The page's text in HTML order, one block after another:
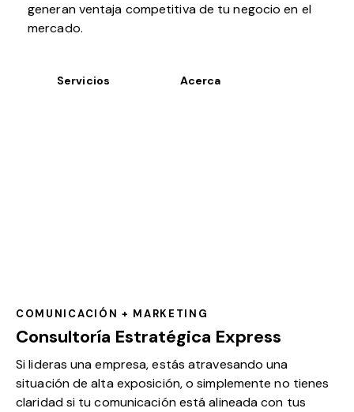
generan ventaja competitiva de tu negocio en el
mercado.
Servicios Acerca
COMUNICACIÓN + MARKETING
Consultoría Estratégica Express
Si lideras una empresa, estás atravesando una
situación de alta exposición, o simplemente no tienes
claridad si tu comunicación está alineada con tus